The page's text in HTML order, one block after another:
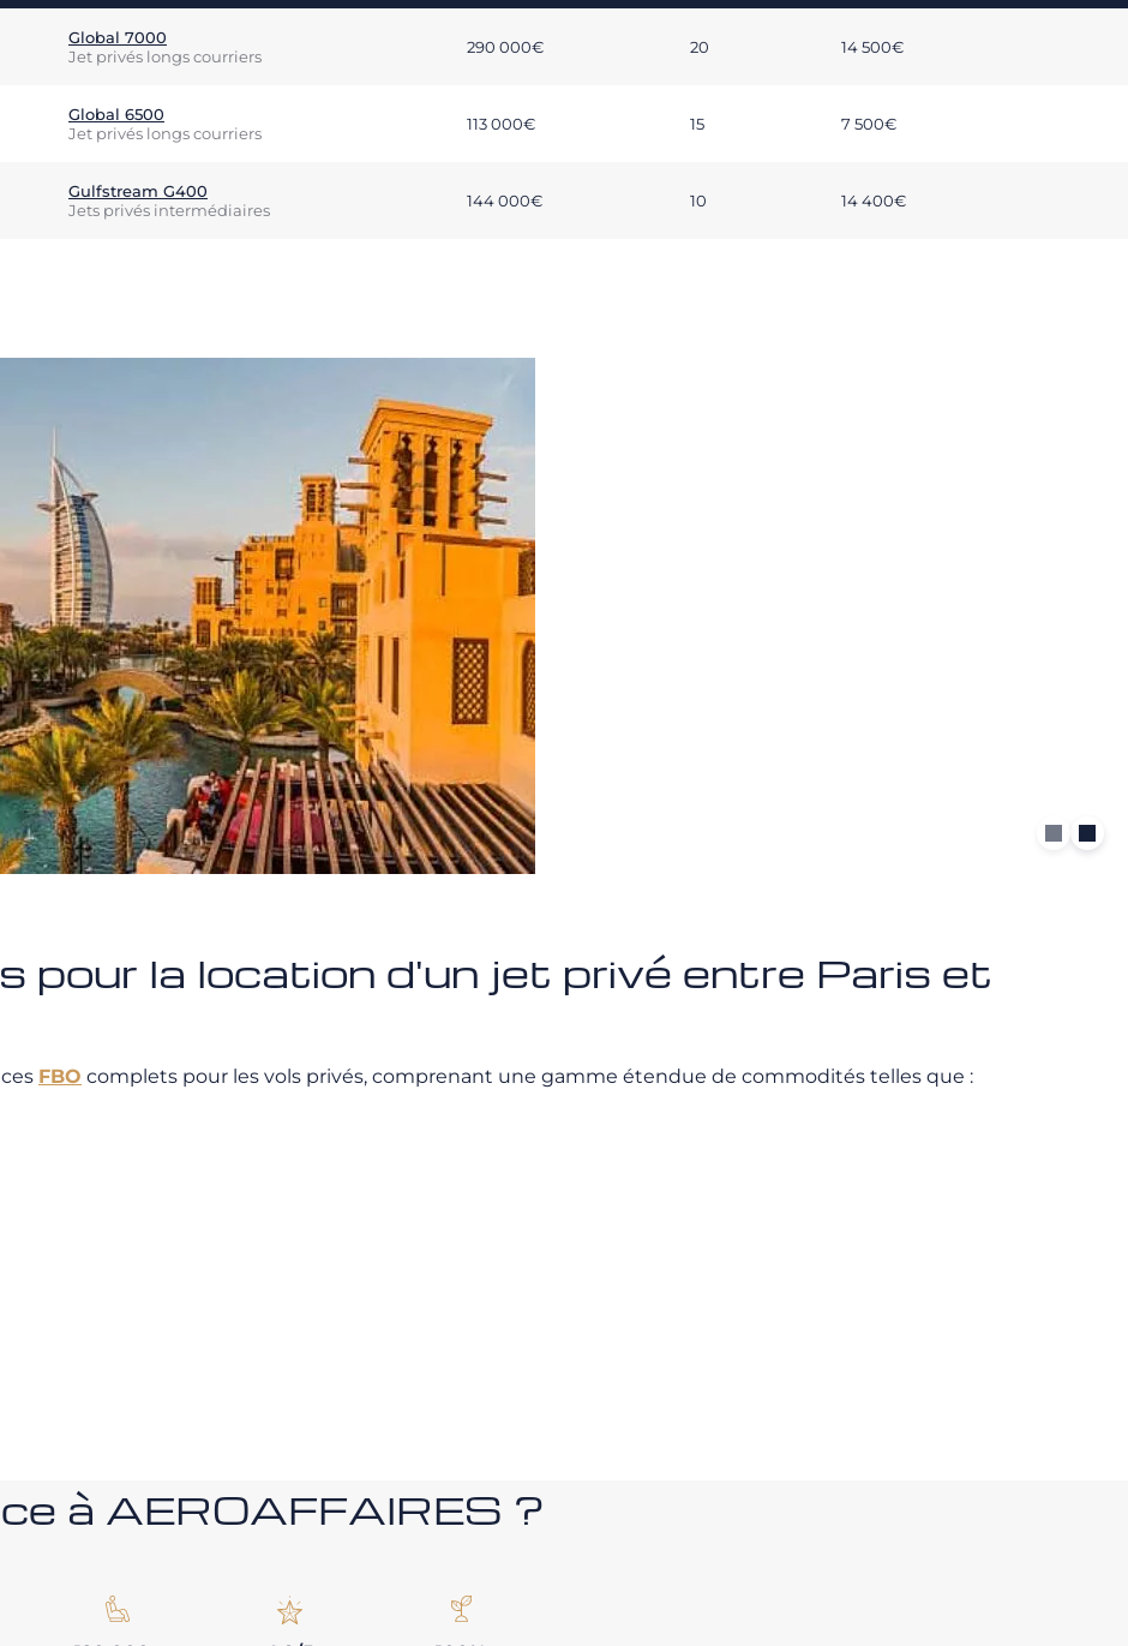
Global 7000
Jet privés longs courriers
290 000€ 20 14 500€
Global 6500
Jet privés longs courriers
113 000€ 15 7 500€
Gulfstream G400
Jets privés intermédiaires
144 000€ 10 14 400€
pour la location d'un jet privé entre Paris et
FBO complets pour les vols privés, comprenant une gamme étendue de commodités telles que :
à AEROAFFAIRES ?